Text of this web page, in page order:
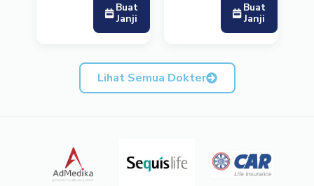
Buat
Janji
Buat
Janji
Lihat Semua Dokter